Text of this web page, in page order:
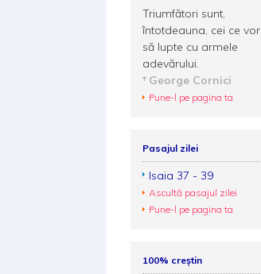
Triumfători sunt,
întotdeauna, cei ce vor
să lupte cu armele
adevărului.
George Cornici
Pune-l pe pagina ta
Pasajul zilei
Isaia 37 - 39
Ascultă pasajul zilei
Pune-l pe pagina ta
100% creștin